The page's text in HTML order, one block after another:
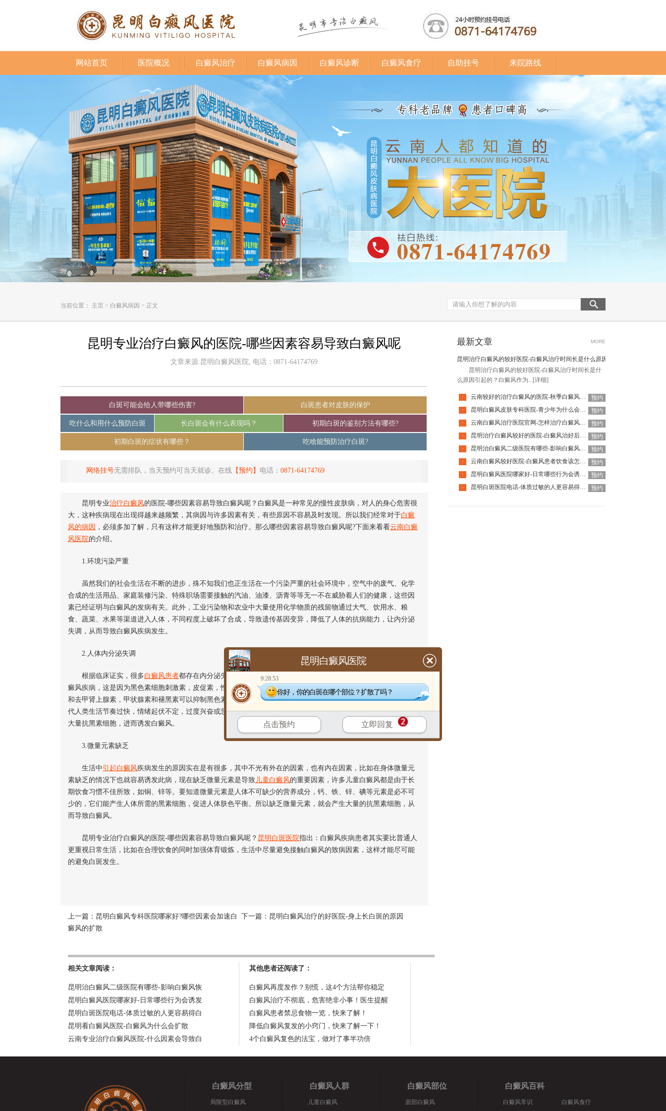
网站首页 医院概况 白癜风治疗 白癜风病因 白癜风诊断 白癜风食疗 自助挂号 来院路线
当前位置： 主页 > 白癜风病因 > 正文
昆明专业治疗白癜风的医院-哪些因素容易导致白癜风呢
文章来源:昆明白癜风医院, 电话：0871-64174769
白斑可能会给人带哪些伤害? 白斑患者对皮肤的保护
吃什么和用什么预防白斑 长白斑会有什么表现吗？ 初期白斑的鉴别方法有哪些?
初期白斑的症状有哪些？ 吃啥能预防治疗白斑?
网络挂号无需排队，当天预约可当天就诊。在线 【预约】 电话： 0871-64174769
昆明专业治疗白癜风的医院-哪些因素容易导致白癜风呢？白癜风是一种常见的慢性皮肤病，对人的身心危害很
大，这种疾病现在出现得越来越频繁，其病因与许多因素有关，有些原因不容易及时发现。所以我们经常对于白癜
风的病因 ，必须多加了解，只有这样才能更好地预防和治疗。那么哪些因素容易导致白癜风呢?下面来看看云南白癜
风医院的介绍。
1.环境污染严重
虽然我们的社会生活在不断的进步，殊不知我们也正生活在一个污染严重的社会环境中，空气中的废气、化学
合成的生活用品、家庭装修污染、特殊职场需要接触的汽油、油漆、沥青等等无一不在威胁着人们的健康，这些因
素已经证明与白癜风的发病有关。此外，工业污染物和农业中大量使用化学物质的残留物通过大气、饮用水、粮
食、蔬菜、水果等渠道进入人体，不同程度上破坏了合成，导致遗传基因变异，降低了人体的抗病能力，让内分泌
失调，从而导致白癜风疾病发生。
2.人体内分泌失调
根据临床证实，很多白癜风患者都存在内分泌失调的情况，所以在人体内分泌失调的情况下也就更容易病发白
癜风疾病，这是因为黑色素细胞刺激素，皮促素，性激素可以促进黑色素的合成代谢，而且糖皮质激素，肾上腺素
和去甲肾上腺素，甲状腺素和褪黑素可以抑制黑色素的合成代谢，所以这说明白癜风与内分泌的关系十分密切。现
代人类生活节奏过快，情绪起伏不定，过度兴奋或悲伤，都会引起内分泌问题。人体内分泌系统紊乱后，容易产生
大量抗黑素细胞，进而诱发白癜风。
3.微量元素缺乏
生活中 引起白癜风疾病发生的原因实在是有很多，其中不光有外在的因素，也有内在因素，比如在身体微量元
素缺乏的情况下也就容易诱发此病，现在缺乏微量元素是导致儿童白癜风的重要因素，许多儿童白癜风都是由于长
期饮食习惯不佳所致，如铜、锌等。要知道微量元素是人体不可缺少的营养成分，钙、铁、锌、碘等元素是必不可
少的，它们能产生人体所需的黑素细胞，促进人体肤色平衡。所以缺乏微量元素，就会产生大量的抗黑素细胞，从
而导致白癜风。
昆明专业治疗白癜风的医院-哪些因素容易导致白癜风呢？ 昆明白斑医院指出：白癜风疾病患者其实要比普通人
更重视日常生活，比如在合理饮食的同时加强体育锻炼，生活中尽量避免接触白癜风的致病因素，这样才能尽可能
的避免白斑发生。
上一篇： 昆明白癜风专科医院哪家好?哪些因素会加速白
癜风的扩散
下一篇： 昆明白癜风治疗的好医院-身上长白斑的原因
相关文章阅读：
昆明治白癜风二级医院有哪些-影响白癜风恢
昆明白癜风医院哪家好-日常哪些行为会诱发
昆明白斑医院电话-体质过敏的人更容易得白
昆明看白癜风医院-白癜风为什么会扩散
云南专业治疗白癜风医院-什么因素会导致白
其他患者还阅读了：
白癜风再度发作？别慌，这4个方法帮你稳定
白癜风治疗不彻底，危害绝非小事！医生提醒
白癜风患者禁忌食物一览，快来了解！
降低白癜风复发的小窍门，快来了解一下！
4个白癜风复色的法宝，做对了事半功倍
最新文章 MORE
昆明治疗白癜风的较好医院-白癜风治疗时间长是什么原因引起的
昆明治疗白癜风的较好医院-白癜风治疗时间长是什
么原因引起的？白癜风作为... [详细]
· 云南较好的治疗白癜风的医院-秋季白癜风该怎么护理
预约
·
昆明白癜风皮肤专科医院-青少年为什么会得白癜风呢
预约
·
云南白癜风治疗医院官网-怎样治疗白癜风才有效
预约
·
昆明治疗白癜风较好的医院-白癜风治好后还会复发吗
预约
·
昆明治白癜风二级医院有哪些-影响白癜风恢复的因素有哪些
预约
·
云南白癜风较好医院-白癜风患者饮食该怎么调整
预约
·
昆明白癜风医院哪家好-日常哪些行为会诱发白癜风呢
预约
·
昆明白斑医院电话-体质过敏的人更容易得白癜风吗 预约
白癜风分型
局限型白癜风
白癜风人群
儿童白癜风
白癜风部位
面部白癜风
白癜风百科
白癜风常识
白癜风食疗
昆明白癜风医院
9:28:53
你好，你的白斑在哪个部位？扩散了吗？
点击预约 立即回复